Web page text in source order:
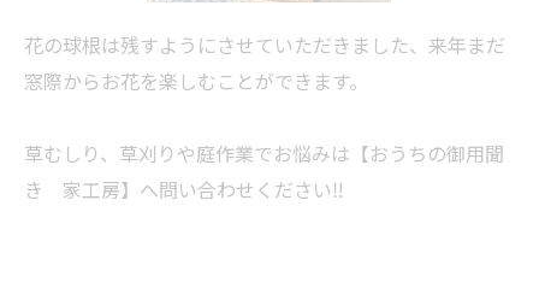
花の球根は残すようにさせていただきました、来年まだ
窓際からお花を楽しむことができます。
草むしり、 草刈り や庭作業でお悩みは【おうちの御用聞
き 家工房】へ問い合わせください‼︎